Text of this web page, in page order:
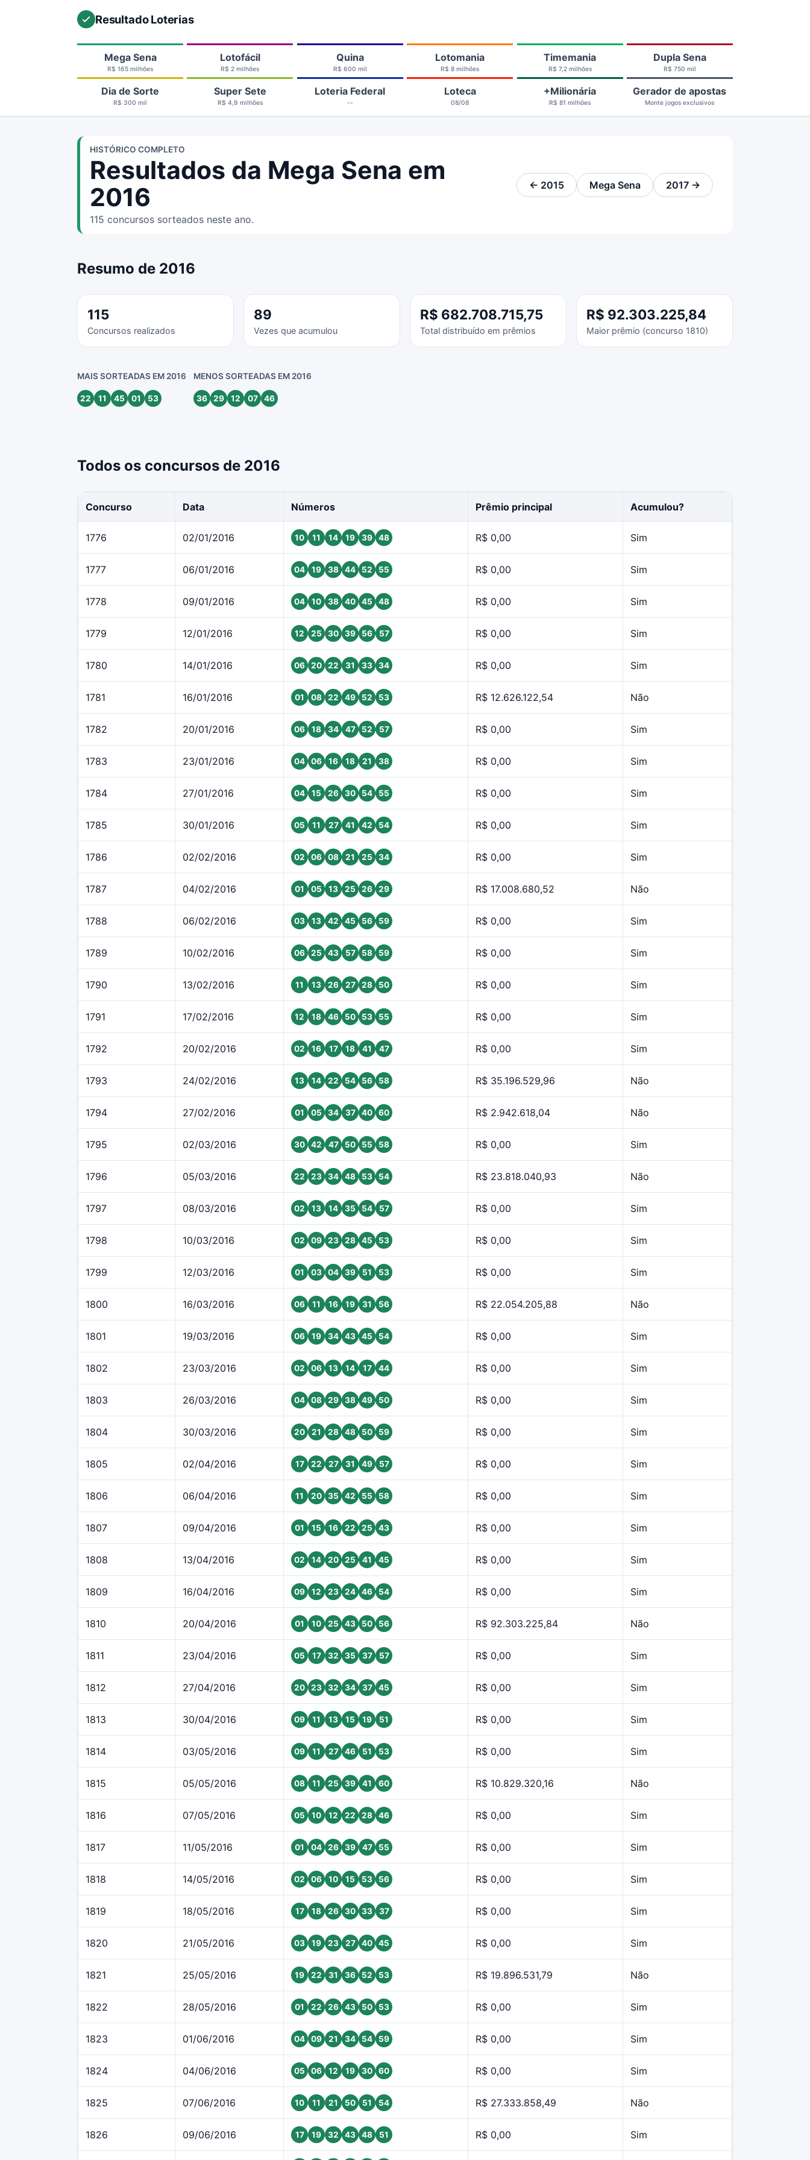
Resultado Loterias
Mega Sena
R$ 165 milhões
Lotofácil
R$ 2 milhões
Quina
R$ 600 mil
Lotomania
R$ 8 milhões
Timemania
R$ 7,2 milhões
Dupla Sena
R$ 750 mil
Dia de Sorte
R$ 300 mil
Super Sete
R$ 4,9 milhões
Loteria Federal
--
Loteca
08/08
+Milionária
R$ 81 milhões
Gerador de apostas
Monte jogos exclusivos
HISTÓRICO COMPLETO
Resultados da Mega Sena em
2016
115 concursos sorteados neste ano.
← 2015 Mega Sena 2017 →
Resumo de 2016
115
Concursos realizados
89
Vezes que acumulou
R$ 682.708.715,75
Total distribuído em prêmios
R$ 92.303.225,84
Maior prêmio (concurso 1810)
MAIS SORTEADAS EM 2016
22 11 45 01 53
MENOS SORTEADAS EM 2016
36 29 12 07 46
Todos os concursos de 2016
Concurso Data Números Prêmio principal Acumulou?
1776 02/01/2016 10 11 14 19 39 48 R$ 0,00 Sim
1777 06/01/2016 04 19 38 44 52 55 R$ 0,00 Sim
1778 09/01/2016 04 10 38 40 45 48 R$ 0,00 Sim
1779 12/01/2016 12 25 30 39 56 57 R$ 0,00 Sim
1780 14/01/2016 06 20 22 31 33 34 R$ 0,00 Sim
1781 16/01/2016 01 08 22 49 52 53 R$ 12.626.122,54 Não
1782 20/01/2016 06 18 34 47 52 57 R$ 0,00 Sim
1783 23/01/2016 04 06 16 18 21 38 R$ 0,00 Sim
1784 27/01/2016 04 15 26 30 54 55 R$ 0,00 Sim
1785 30/01/2016 05 11 27 41 42 54 R$ 0,00 Sim
1786 02/02/2016 02 06 08 21 25 34 R$ 0,00 Sim
1787 04/02/2016 01 05 13 25 26 29 R$ 17.008.680,52 Não
1788 06/02/2016 03 13 42 45 56 59 R$ 0,00 Sim
1789 10/02/2016 06 25 43 57 58 59 R$ 0,00 Sim
1790 13/02/2016 11 13 26 27 28 50 R$ 0,00 Sim
1791 17/02/2016 12 18 46 50 53 55 R$ 0,00 Sim
1792 20/02/2016 02 16 17 18 41 47 R$ 0,00 Sim
1793 24/02/2016 13 14 22 54 56 58 R$ 35.196.529,96 Não
1794 27/02/2016 01 05 34 37 40 60 R$ 2.942.618,04 Não
1795 02/03/2016 30 42 47 50 55 58 R$ 0,00 Sim
1796 05/03/2016 22 23 34 48 53 54 R$ 23.818.040,93 Não
1797 08/03/2016 02 13 14 35 54 57 R$ 0,00 Sim
1798 10/03/2016 02 09 23 28 45 53 R$ 0,00 Sim
1799 12/03/2016 01 03 04 39 51 53 R$ 0,00 Sim
1800 16/03/2016 06 11 16 19 31 56 R$ 22.054.205,88 Não
1801 19/03/2016 06 19 34 43 45 54 R$ 0,00 Sim
1802 23/03/2016 02 06 13 14 17 44 R$ 0,00 Sim
1803 26/03/2016 04 08 29 38 49 50 R$ 0,00 Sim
1804 30/03/2016 20 21 28 48 50 59 R$ 0,00 Sim
1805 02/04/2016 17 22 27 31 49 57 R$ 0,00 Sim
1806 06/04/2016 11 20 35 42 55 58 R$ 0,00 Sim
1807 09/04/2016 01 15 16 22 25 43 R$ 0,00 Sim
1808 13/04/2016 02 14 20 25 41 45 R$ 0,00 Sim
1809 16/04/2016 09 12 23 24 46 54 R$ 0,00 Sim
1810 20/04/2016 01 10 25 43 50 56 R$ 92.303.225,84 Não
1811 23/04/2016 05 17 32 35 37 57 R$ 0,00 Sim
1812 27/04/2016 20 23 32 34 37 45 R$ 0,00 Sim
1813 30/04/2016 09 11 13 15 19 51 R$ 0,00 Sim
1814 03/05/2016 09 11 27 46 51 53 R$ 0,00 Sim
1815 05/05/2016 08 11 25 39 41 60 R$ 10.829.320,16 Não
1816 07/05/2016 05 10 12 22 28 46 R$ 0,00 Sim
1817 11/05/2016 01 04 26 39 47 55 R$ 0,00 Sim
1818 14/05/2016 02 06 10 15 53 56 R$ 0,00 Sim
1819 18/05/2016 17 18 26 30 33 37 R$ 0,00 Sim
1820 21/05/2016 03 19 23 27 40 45 R$ 0,00 Sim
1821 25/05/2016 19 22 31 36 52 53 R$ 19.896.531,79 Não
1822 28/05/2016 01 22 26 43 50 53 R$ 0,00 Sim
1823 01/06/2016 04 09 21 34 54 59 R$ 0,00 Sim
1824 04/06/2016 05 06 12 19 30 60 R$ 0,00 Sim
1825 07/06/2016 10 11 21 50 51 54 R$ 27.333.858,49 Não
1826 09/06/2016 17 19 32 43 48 51 R$ 0,00 Sim